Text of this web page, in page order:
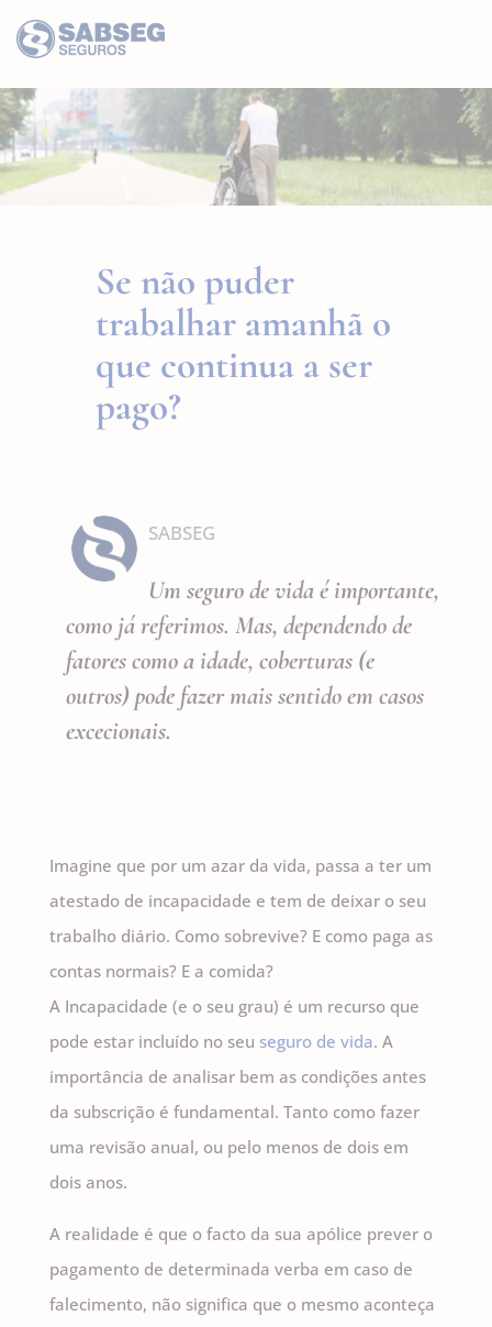
Se não puder
trabalhar amanhã o
que continua a ser
pago?
SABSEG
Um seguro de vida é importante,
como já referimos. Mas, dependendo de
fatores como a idade, coberturas (e
outros) pode fazer mais sentido em casos
excecionais.
Imagine que por um azar da vida, passa a ter um
atestado de incapacidade e tem de deixar o seu
trabalho diário. Como sobrevive? E como paga as
contas normais? E a comida?
A Incapacidade (e o seu grau) é um recurso que
pode estar incluído no seu seguro de vida. A
importância de analisar bem as condições antes
da subscrição é fundamental. Tanto como fazer
uma revisão anual, ou pelo menos de dois em
dois anos.
A realidade é que o facto da sua apólice prever o
pagamento de determinada verba em caso de
falecimento, não significa que o mesmo aconteça